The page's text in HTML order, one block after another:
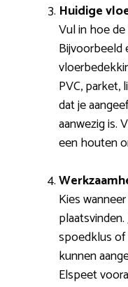
Huidige
Vul in hoe
Bijvoorbeeld
PVC,
dat je
aanwezig is.
een houten
Kies
spoedklus of
kunnen
Elspeet